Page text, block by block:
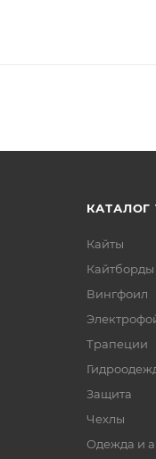
КАТАЛОГ
Кайты
Кайтборды
Вингфоил
Трапеции
Защита
Чехлы
Одежда и